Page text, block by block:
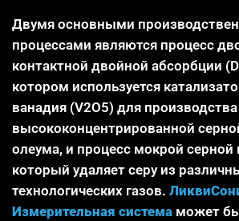
Двумя основными
процессами являются процесс
контактной двойной абсорбции
котором используется
ванадия (V2O5) для производства
высококонцентрированной
олеума, и процесс мокрой серной
который удаляет серу из
технологических газов.
Измерительная система может